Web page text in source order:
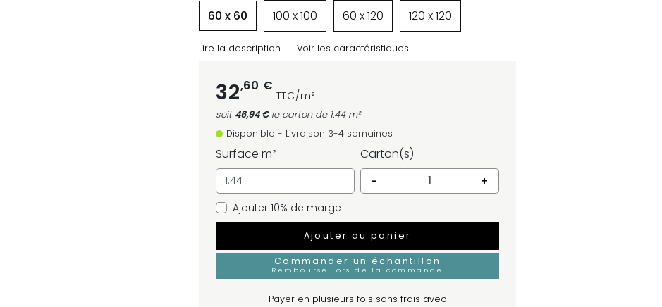
60 x 60
100 x 100 60 x 120 120 x 120
Lire la description | Voir les caractéristiques
32,60 €
TTC/m²
soit 46,94 €le carton de 1.44 m²
Disponible - Livraison 3-4 semaines
Surface m²
Carton(s)
-
+
Ajouter 10% de marge
Ajouter au panier
Commander un échantillon
Remboursé lors de la commande
Payer en plusieurs fois sans frais avec